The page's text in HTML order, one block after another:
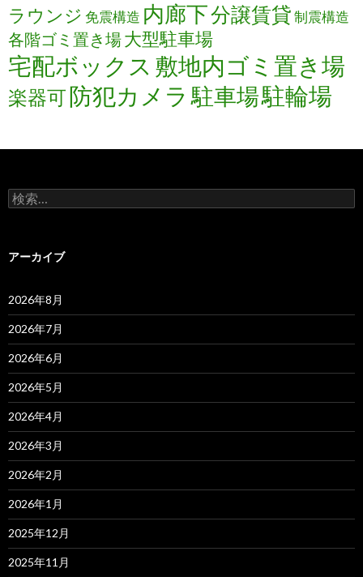
ラウンジ 免震構造 内廊下分譲賃貸制震構造
各階ゴミ置き場大型駐車場
宅配ボックス 敷地内ゴミ置き場
楽器可防犯カメラ 駐車場駐輪場
検
索:
アーカイブ
2026年8月
2026年7月
2026年6月
2026年5月
2026年4月
2026年3月
2026年2月
2026年1月
2025年12月
2025年11月